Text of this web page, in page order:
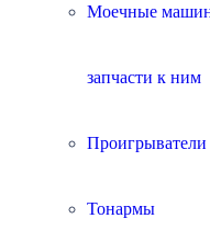
Моечные
запчасти к ним
Тонармы